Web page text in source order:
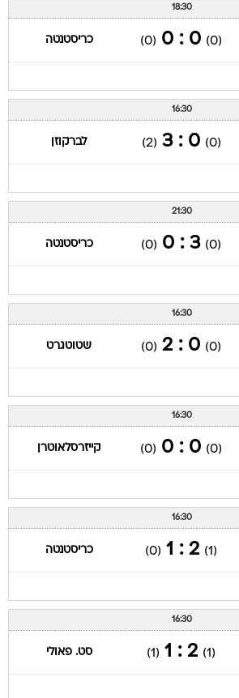
18:30
(0)
0 : 0
(0) כריסטנטה
16:30
(0)
0 : 3
(2) לברקוזן
21:30
(0)
3 : 0
(0) כריסטנטה
16:30
(0)
0 : 2
(0) שטוטגרט
16:30
(0)
0 : 0
(0) קייזרסלאוטרן
16:30
(1)
2 : 1
(0) כריסטנטה
16:30
(1)
2 : 1
(1) סט. פאולי